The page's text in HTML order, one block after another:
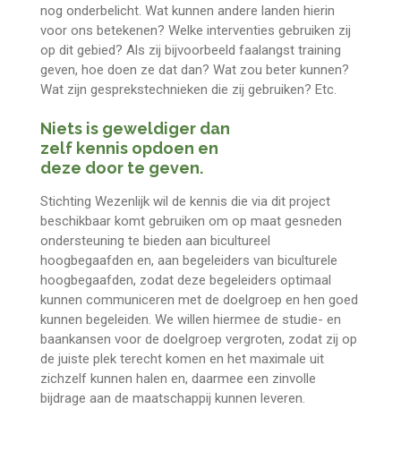
nog onderbelicht. Wat kunnen andere landen hierin
voor ons betekenen? Welke interventies gebruiken zij
op dit gebied? Als zij bijvoorbeeld faalangst training
geven, hoe doen ze dat dan? Wat zou beter kunnen?
Wat zijn gesprekstechnieken die zij gebruiken? Etc.
Niets is geweldiger dan
zelf kennis opdoen en
deze door te geven.
Stichting Wezenlijk wil de kennis die via dit project
beschikbaar komt gebruiken om op maat gesneden
ondersteuning te bieden aan bicultureel
hoogbegaafden en, aan begeleiders van biculturele
hoogbegaafden, zodat deze begeleiders optimaal
kunnen communiceren met de doelgroep en hen goed
kunnen begeleiden. We willen hiermee de studie- en
baankansen voor de doelgroep vergroten, zodat zij op
de juiste plek terecht komen en het maximale uit
zichzelf kunnen halen en, daarmee een zinvolle
bijdrage aan de maatschappij kunnen leveren.